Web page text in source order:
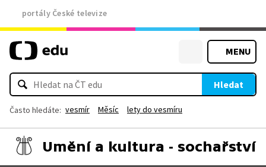
portály České televize
MENU
Hledat
Často hledáte: vesmír Měsíc lety do vesmíru
Umění a kultura - sochařství